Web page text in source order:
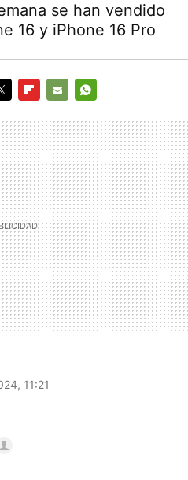
se han vendido
16 y iPhone 16 Pro
MAIL
11:21